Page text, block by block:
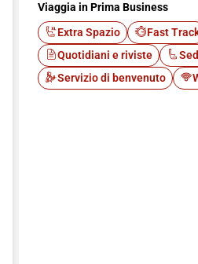
Viaggia in Prima Business
Extra Spazio
Fast
Quotidiani e riviste
Servizio di benvenuto